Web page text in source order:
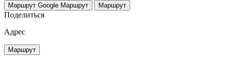
Маршрут Google Маршрут Маршрут
Поделиться
Адрес
Маршрут